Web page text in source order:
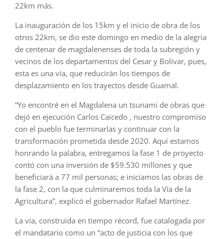
22km más.
La inauguración de los 15km y el inicio de obra de los
otros 22km, se dio este domingo en medio de la alegría
de centenar de magdalenenses de toda la subregión y
vecinos de los departamentos del Cesar y Bolívar, pues,
esta es una vía, que reducirán los tiempos de
desplazamiento en los trayectos desde Guamal.
“Yo encontré en el Magdalena un tsunami de obras que
dejó en ejecución Carlos Caicedo , nuestro compromiso
con el pueblo fue terminarlas y continuar con la
transformación prometida desde 2020. Aquí estamos
honrando la palabra, entregamos la fase 1 de proyecto
contó con una inversión de $59.530 millones y que
beneficiará a 77 mil personas; e iniciamos las obras de
la fase 2, con la que culminaremos toda la Vía de la
Agricultura”, explicó el gobernador Rafael Martínez.
La vía, construida en tiempo récord, fue catalogada por
el mandatario como un “acto de justicia con los que